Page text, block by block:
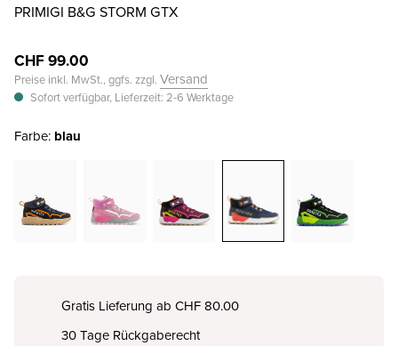
PRIMIGI B&G STORM GTX
CHF 99.00
Preise inkl. MwSt., ggfs. zzgl. Versand
Sofort verfügbar, Lieferzeit: 2-6 Werktage
Farbe: blau
Gratis Lieferung ab CHF 80.00
30 Tage Rückgaberecht